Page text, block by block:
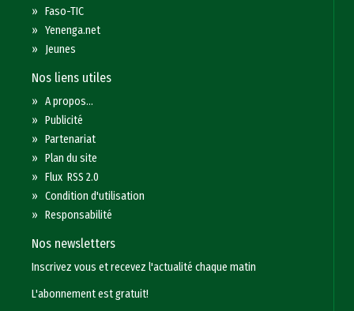
»Faso-TIC
»Yenenga.net
» Jeunes
Nos liens utiles
»A propos...
»Publicité
»Partenariat
»Plan du site
»Flux RSS 2.0
»Condition d'utilisation
»Responsabilité
Nos newsletters
Inscrivez vous et recevez l'actualité chaque matin
L'abonnement est gratuit!